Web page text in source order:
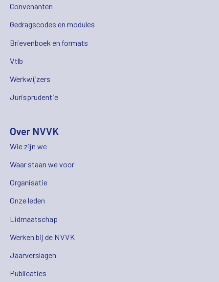
Convenanten
Gedragscodes en modules
Brievenboek en formats
Vtlb
Werkwijzers
Jurisprudentie
Over NVVK
Wie zijn we
Waar staan we voor
Organisatie
Onze leden
Lidmaatschap
Werken bij de NVVK
Jaarverslagen
Publicaties